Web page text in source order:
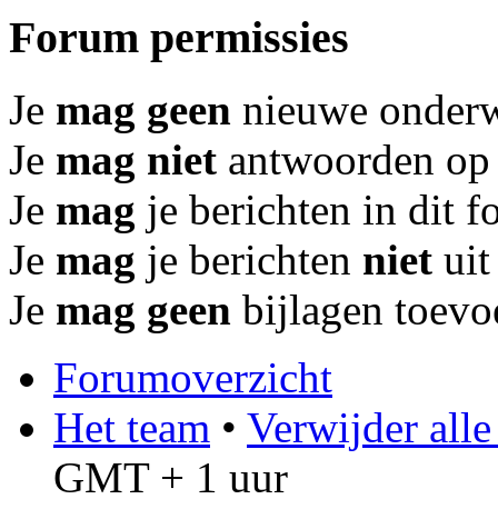
Forum permissies
Je mag geen nieuwe
Je mag niet antwoorden
Je mag je berichten in dit
Je mag je berichten niet uit
Je mag geen bijlagen
Forumoverzicht
Het team • Verwijder
GMT + 1 uur